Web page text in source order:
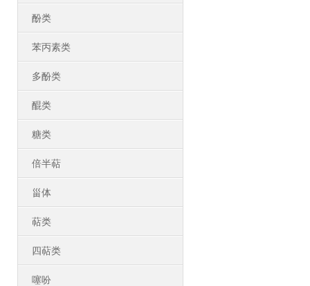
酚类
苯丙素类
多酚类
醌类
糖类
倍半萜
甾体
萜类
四萜类
噻吩